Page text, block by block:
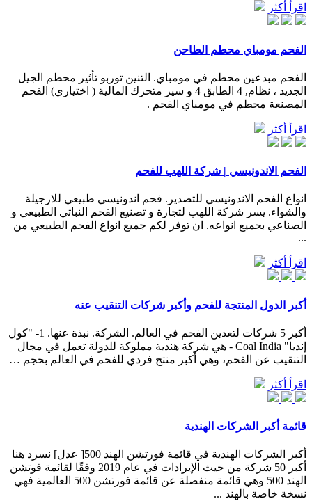
اقرأ أكثر
الفحم مومباي محطم الطاحن
الفحم مبدعين محطم في مومباي. التنين توربو تأثير محطم الجيل
الجديد ، نظام, 4 الطابق 4 و سير متحرك المالية ( اختياري) الفحم
المصنعة محطم في مومباي الفحم .
اقرأ أكثر
الفحم الاندونيسي | شركة اللهب للفحم
انواع الفحم الاندونيسي للتصدير. فحم اندونيسي طبيعي للارجيلة
والشواء. يسر شركة اللهب لتجارة و تصنيع الفحم النباتي الطبيعي و
الصناعي بجميع انواعه. ان توفر لكم جميع انواع الفحم الطبيعي من
...
اقرأ أكثر
أكبر الدول المنتجة للفحم وأكبر شركات التنقيب عنه
أكبر 5 شركات لتعدين الفحم في العالم. الشركة. نبذة عنها. 1- "كول
إنديا" Coal India - هي شركة هندية مملوكة للدولة تعمل في مجال
التنقيب عن الفحم، وهي أكبر منتج فردي للفحم في العالم بحجم …
اقرأ أكثر
قائمة أكبر الشركات الهندية
أكبر الشركات الهندية في قائمة فورتشن الهند 500[ عدل] نسرد هنا
أكبر 50 شركة من حيث الإيرادات في عام 2019 وفقًا لقائمة فوتشن
الهند 500 وهي قائمة منفصلة عن قائمة فورتشن 500 العالمية فهي
نسخة خاصة بالهند ...